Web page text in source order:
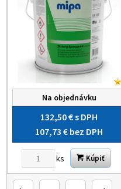
Na objednávku
132,50 €s DPH
107,73 € bez DPH
ks Kúpiť